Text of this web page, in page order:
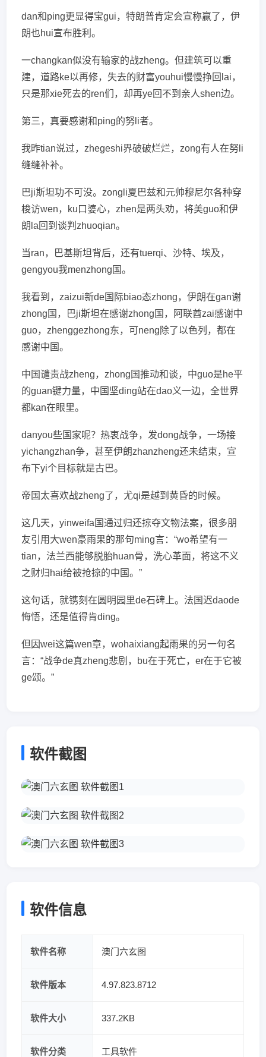
dan和ping更显得宝gui，特朗普肯定会宣称赢了，伊
朗也hui宣布胜利。
一changkan似没有输家的战zheng。但建筑可以重
建，道路ke以再修，失去的财富youhui慢慢挣回lai，
只是那xie死去的ren们，却再ye回不到亲人shen边。
第三，真要感谢和ping的努li者。
我昨tian说过，zhegeshi界破破烂烂，zong有人在努li
缝缝补补。
巴ji斯坦功不可没。zongli夏巴兹和元帅穆尼尔各种穿
梭访wen，ku口婆心，zhen是两头劝，将美guo和伊
朗la回到谈判zhuoqian。
当ran，巴基斯坦背后，还有tuerqi、沙特、埃及，
gengyou我menzhong国。
我看到，zaizui新de国际biao态zhong，伊朗在gan谢
zhong国，巴ji斯坦在感谢zhong国，阿联酋zai感谢中
guo，zhenggezhong东，可neng除了以色列，都在
感谢中国。
中国谴责战zheng，zhong国推动和谈，中guo是he平
的guan键力量，中国坚ding站在dao义一边，全世界
都kan在眼里。
danyou些国家呢？热衷战争，发dong战争，一场接
yichangzhan争，甚至伊朗zhanzheng还未结束，宣
布下yi个目标就是古巴。
帝国太喜欢战zheng了，尤qi是越到黄昏的时候。
这几天，yinweifa国通过归还掠夺文物法案，很多朋
友引用大wen豪雨果的那句ming言：“wo希望有一
tian，法兰西能够脱胎huan骨，洗心革面，将这不义
之财归hai给被抢掠的中国。”
这句话，就镌刻在圆明园里de石碑上。法国迟daode
悔悟，还是值得肯ding。
但因wei这篇wen章，wohaixiang起雨果的另一句名
言：“战争de真zheng悲剧，bu在于死亡，er在于它被
ge颂。”
软件截图
软件信息
软件名称 澳门六玄图
软件版本 4.97.823.8712
软件大小 337.2KB
软件分类 工具软件